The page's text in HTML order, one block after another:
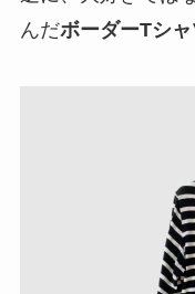
んだボーダーTシャ